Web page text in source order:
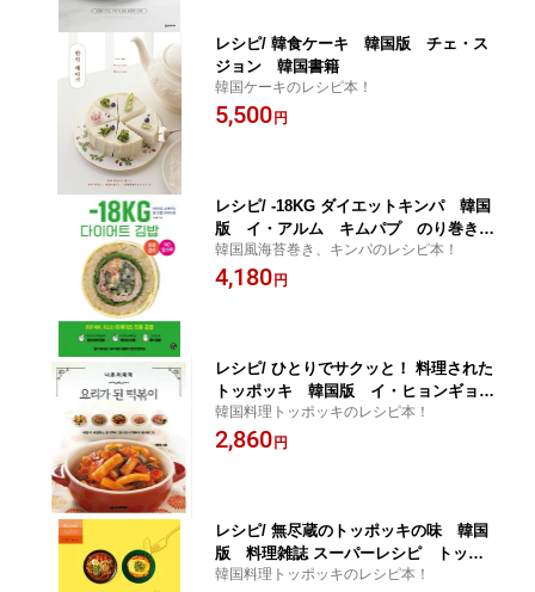
レシピ/ 韓食ケーキ 韓国版 チェ・ス
ジョン 韓国書籍
韓国ケーキのレシピ本！
5,500 円
レシピ/ -18KG ダイエットキンパ 韓国
版 イ・アルム キムパプ のり巻き
海苔巻き 韓国料理 韓国書籍
韓国風海苔巻き、キンパのレシピ本！
4,180 円
レシピ/ ひとりでサクッと！ 料理された
トッポッキ 韓国版 イ・ヒョンギョ
ン トッポギ 韓国料理 韓国書籍
韓国料理トッポッキのレシピ本！
2,860 円
レシピ/ 無尽蔵のトッポッキの味 韓国
版 料理雑誌 スーパーレシピ トッポ
ギ 韓国書籍
韓国料理トッポッキのレシピ本！